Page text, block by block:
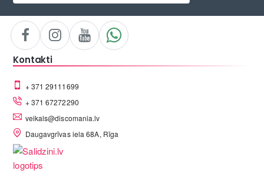
Kontakti
+ 371 29111699
+ 371 67272290
veikals@discomania.lv
Daugavgrīvas iela 68A, Rīga